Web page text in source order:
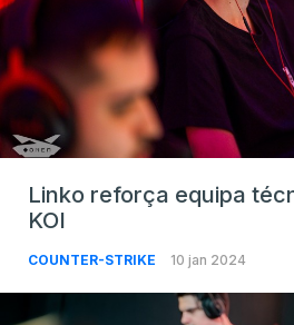
Linko reforça equipa
KOI
COUNTER-STRIKE 10 jan 2024